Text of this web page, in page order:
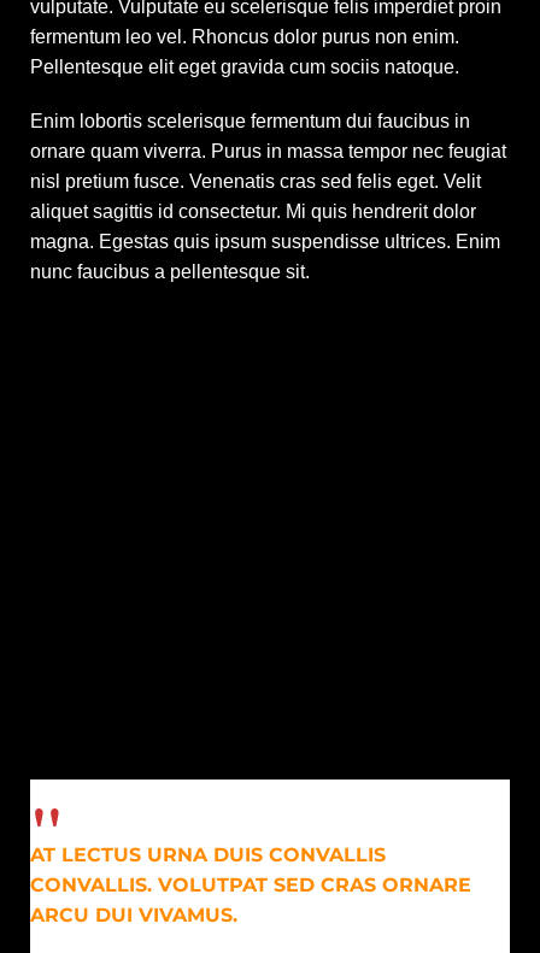
vulputate. Vulputate eu scelerisque felis imperdiet proin
fermentum leo vel. Rhoncus dolor purus non enim.
Pellentesque elit eget gravida cum sociis natoque.
Enim lobortis scelerisque fermentum dui faucibus in
ornare quam viverra. Purus in massa tempor nec feugiat
nisl pretium fusce. Venenatis cras sed felis eget. Velit
aliquet sagittis id consectetur. Mi quis hendrerit dolor
magna. Egestas quis ipsum suspendisse ultrices. Enim
nunc faucibus a pellentesque sit.
AT LECTUS URNA DUIS CONVALLIS
CONVALLIS. VOLUTPAT SED CRAS ORNARE
ARCU DUI VIVAMUS.